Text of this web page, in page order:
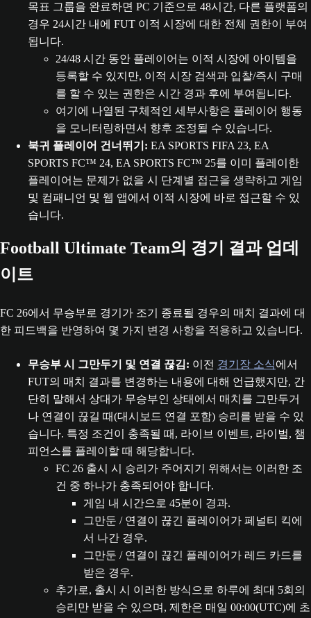
목표 그룹을 완료하면 PC 기준으로 48시간, 다른 플랫폼의
경우 24시간 내에 FUT 이적 시장에 대한 전체 권한이 부여
됩니다.
24/48 시간 동안 플레이어는 이적 시장에 아이템을
등록할 수 있지만, 이적 시장 검색과 입찰/즉시 구매
를 할 수 있는 권한은 시간 경과 후에 부여됩니다.
여기에 나열된 구체적인 세부사항은 플레이어 행동
을 모니터링하면서 향후 조정될 수 있습니다.
북귀 플레이어 건너뛰기: EA SPORTS FIFA 23, EA
SPORTS FC™ 24, EA SPORTS FC™ 25를 이미 플레이한
플레이어는 문제가 없을 시 단계별 접근을 생략하고 게임
및 컴패니언 및 웹 앱에서 이적 시장에 바로 접근할 수 있
습니다.
Football Ultimate Team의 경기 결과 업데
이트
FC 26에서 무승부로 경기가 조기 종료될 경우의 매치 결과에 대
한 피드백을 반영하여 몇 가지 변경 사항을 적용하고 있습니다.
무승부 시 그만두기 및 연결 끊김: 이전 경기장 소식에서
FUT의 매치 결과를 변경하는 내용에 대해 언급했지만, 간
단히 말해서 상대가 무승부인 상태에서 매치를 그만두거
나 연결이 끊길 때(대시보드 연결 포함) 승리를 받을 수 있
습니다. 특정 조건이 충족될 때, 라이브 이벤트, 라이벌, 챔
피언스를 플레이할 때 해당합니다.
FC 26 출시 시 승리가 주어지기 위해서는 이러한 조
건 중 하나가 충족되어야 합니다.
게임 내 시간으로 45분이 경과.
그만둔 / 연결이 끊긴 플레이어가 페널티 킥에
서 나간 경우.
그만둔 / 연결이 끊긴 플레이어가 레드 카드를
받은 경우.
추가로, 출시 시 이러한 방식으로 하루에 최대 5회의
승리만 받을 수 있으며, 제한은 매일 00:00(UTC)에 초